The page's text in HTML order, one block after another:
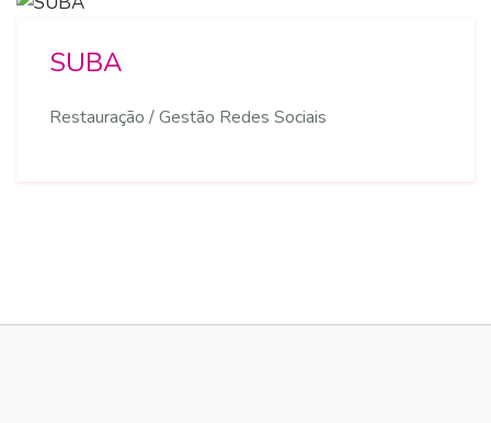
SUBA
Restauração / Gestão Redes Sociais